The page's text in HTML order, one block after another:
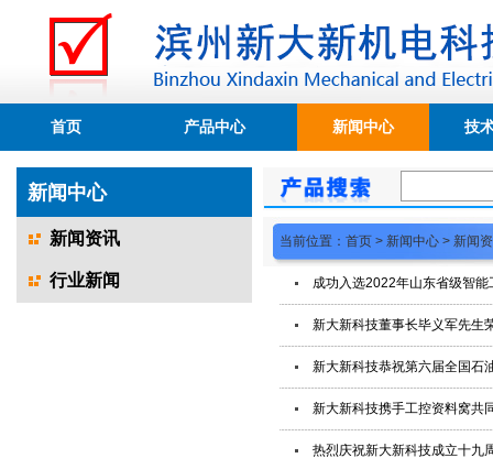
首页 产品中心 新闻中心 技
新闻中心
新闻资讯
行业新闻
当前位置： 首页 > 新闻中心 > 新闻
成功入选2022年山东省级智
新大新科技董事长毕义军先生
新大新科技恭祝第六届全国石
新大新科技携手工控资料窝共
热烈庆祝新大新科技成立十九